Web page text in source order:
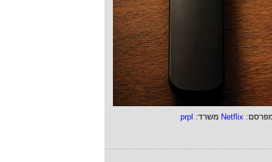
:
Netflix משרד:
prpl